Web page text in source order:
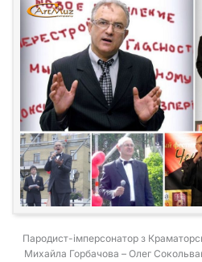
Пародист-імперсонатор з
Михайла Горбачова – Олег